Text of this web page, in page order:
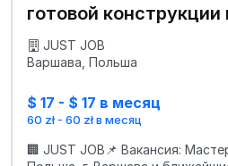
готовой конструкции
на бригаду из 3
JUST JOB
Варшава, Польша
$ 17 - $ 17 в месяц
60 zł - 60 zł в месяц
🏢 JUST JOB📌 Вакансия: